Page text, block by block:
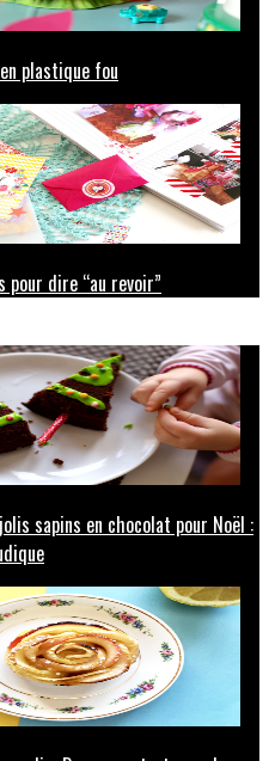
plastique fou
pour dire “au revoir”
sapins en chocolat pour Noël :